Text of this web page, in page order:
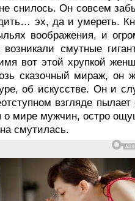
снилось. Он совсем
эх, да и умереть.
воображения, и
смутные
вот этой хрупкой
сказочный мираж, он
об искусстве. Он и
взгляде пылает
о мире мужчин, остро
смутилась.